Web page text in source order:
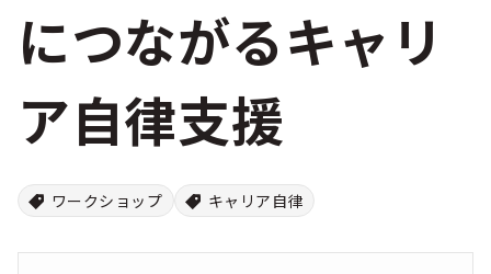
報
ー
につながるキャリ
ア自律支援
ワークショップ キャリア自律